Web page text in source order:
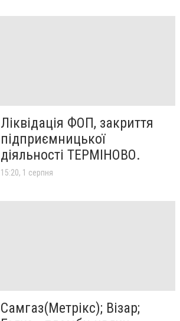
Ліквідація ФОП, закриття
підприємницької
діяльності ТЕРМІНОВО.
15:20, 1 серпня
Самгаз(Метрікс); Візар;